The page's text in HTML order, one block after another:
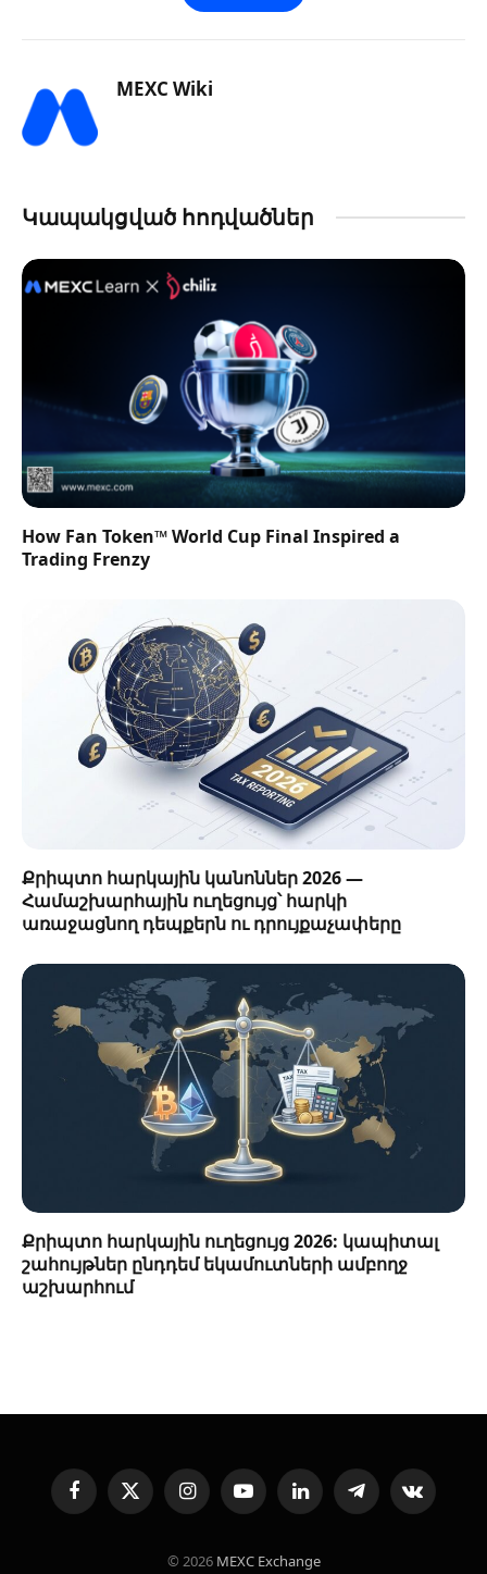
MEXC Wiki
Կապակցված հոդվածներ
How Fan Token™ World Cup Final Inspired a
Trading Frenzy
Քրիպտո հարկային կանոններ 2026 —
Համաշխարհային ուղեցույց՝ հարկի
առաջացնող դեպքերն ու դրույքաչափերը
Քրիպտո հարկային ուղեցույց 2026: կապիտալ
շահույթներ ընդդեմ եկամուտների ամբողջ
աշխարհում
FacebookX
(Twitter)
InstagramYouTubeLinkedInTelegramVKontakte
© 2026 MEXC Exchange